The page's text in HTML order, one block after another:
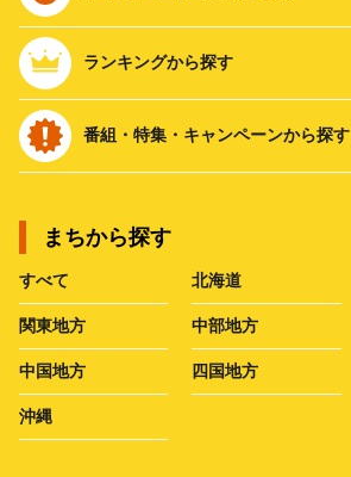
ランキングから探す
番組・特集・キャンペーンから探す
まちから探す
すべて 北海道
関東地方 中部地方
中国地方 四国地方
沖縄